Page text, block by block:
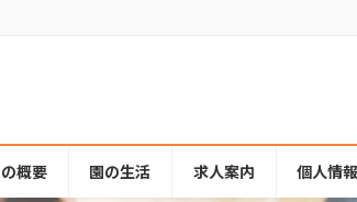
概要 園の生活 求人案内 個人情